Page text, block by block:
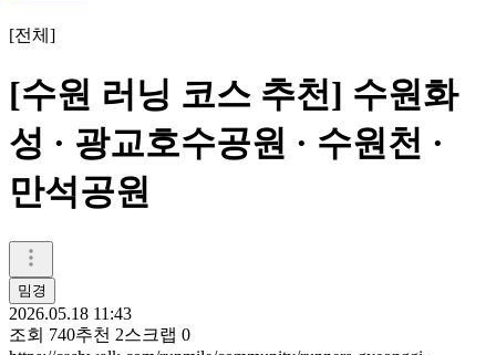
[전체 ]
[수원 러닝 코스 추천] 수원화
성 · 광교호수공원 · 수원천 ·
만석공원
밈경
2026.05.18 11:43
조회 740추천 2스크랩 0